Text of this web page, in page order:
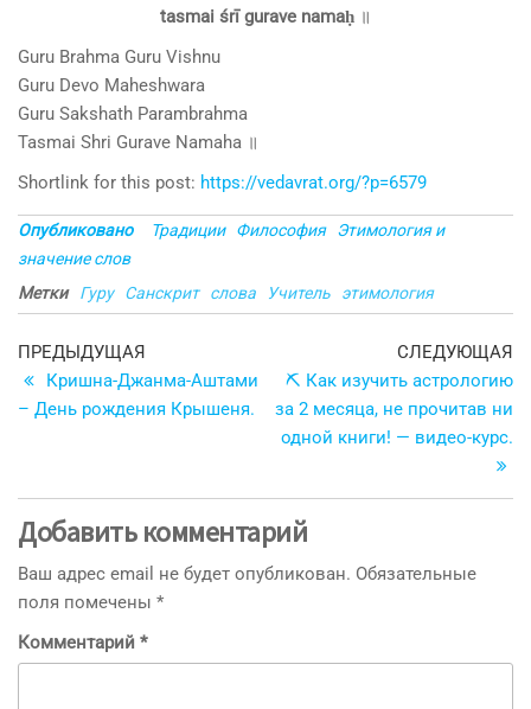
tasmai śrī gurave namaḥ ॥
Guru Brahma Guru Vishnu
Guru Devo Maheshwara
Guru Sakshath Parambrahma
Tasmai Shri Gurave Namaha ॥
Shortlink for this post: https://vedavrat.org/?p=6579
Опубликовано Традиции Философия
Этимология и
значение слов
Метки
Гуру Санскрит слова Учитель этимология
Навигация
по
записям
Предыдущая
запись
ПРЕДЫДУЩАЯ
Кришна-Джанма-Аштами
– День рождения Крышеня.
СЛЕДУЮЩАЯ
⛏ Как изучить астрологию
за 2 месяца, не прочитав ни
одной книги! — видео-курс.
Добавить комментарий
Ваш адрес email не будет опубликован. Обязательные
поля помечены *
Комментарий *